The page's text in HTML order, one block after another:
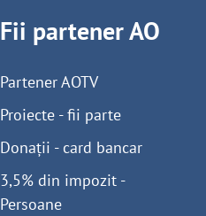
Fii partener AO
Partener AOTV
Proiecte - fii parte
Donații - card bancar
3,5% din impozit -
Persoane